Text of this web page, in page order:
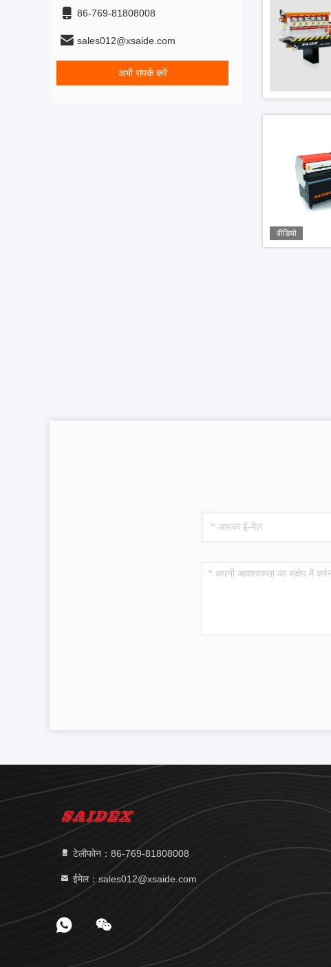
86-769-81808008
sales012@xsaide.com
अभी संपर्क करें
वीडियो
टेलीफोन：86-769-81808008
ईमेल：sales012@xsaide.com